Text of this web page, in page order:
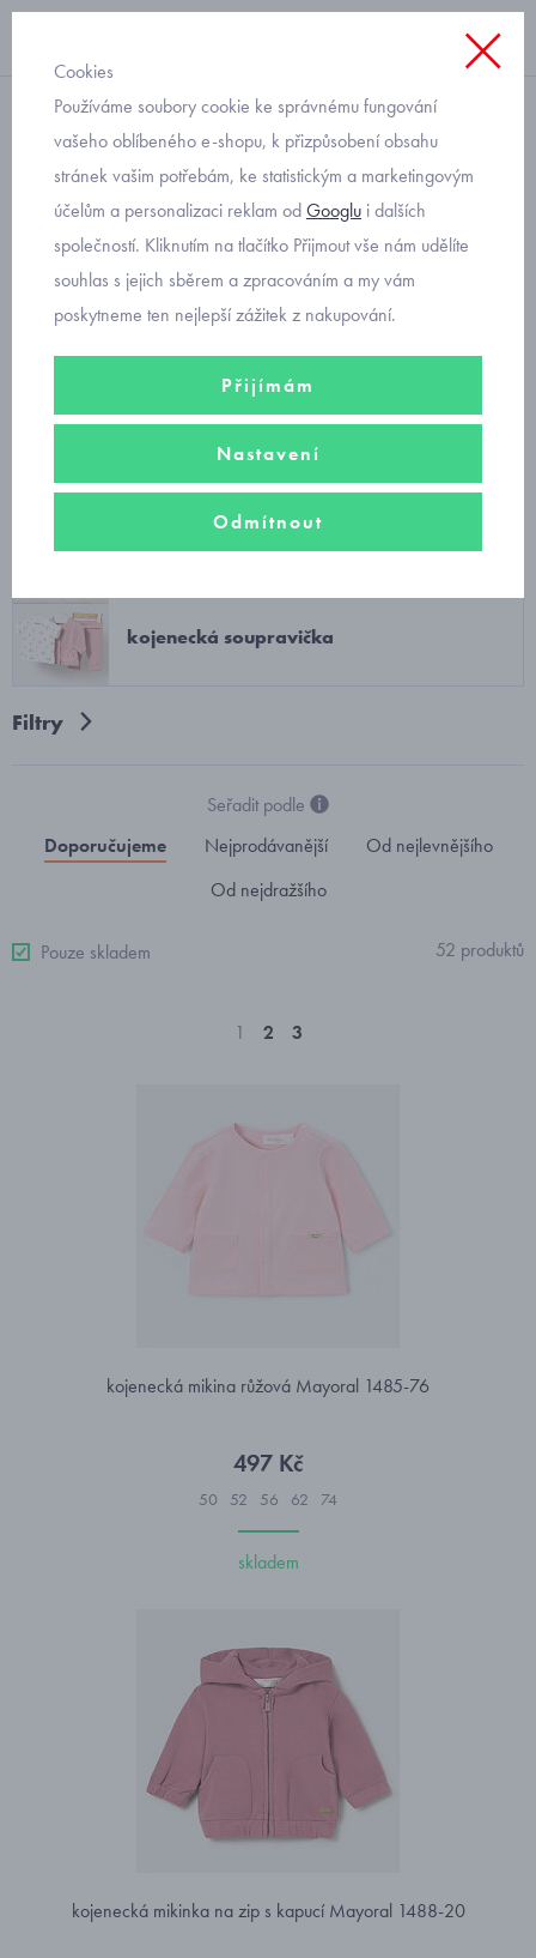
mikinka, svetýrek, kabátek
kojenecké mikiny
Mikiny pro holčičkyod miminka až po batoledo velikosti 86
nabídce praktické mikinky na zip i originální mikiny Mayoral.
kojenecké mikiny s kapucí
kojenecké mikiny bez kapuce
kojenecká soupravička
Filtry
Seřadit podle
Doporučujeme
Nejprodávanější
Od nejlevnějšího
Od nejdražšího
Pouze skladem 52 produktů
1 2 3
kojenecká mikina růžová Mayoral 1485-76
497 Kč
50 52 56 62 74
skladem
kojenecká mikinka na zip s kapucí Mayoral 1488-20
Cookies
Používáme soubory cookie ke správnému fungování
vašeho oblíbeného e-shopu, k přizpůsobení obsahu
stránek vašim potřebám, ke statistickým a marketingovým
účelům a personalizaci reklam odGooglu i dalších
společností. Kliknutím na tlačítko Přijmout vše nám udělíte
souhlas s jejich sběrem a zpracováním a my vám
poskytneme ten nejlepší zážitek z nakupování.
Přijímám
Nastavení
Odmítnout